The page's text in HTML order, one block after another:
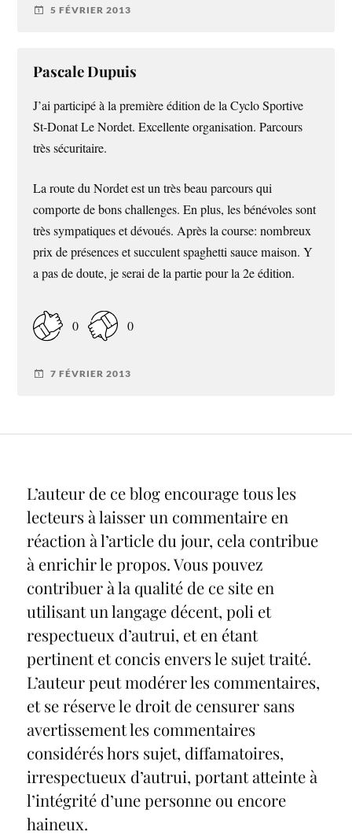
5 FÉVRIER 2013
Pascale Dupuis
J’ai participé à la première édition de la Cyclo Sportive
St-Donat Le Nordet. Excellente organisation. Parcours
très sécuritaire.
La route du Nordet est un très beau parcours qui
comporte de bons challenges. En plus, les bénévoles sont
très sympatiques et dévoués. Après la course: nombreux
prix de présences et succulent spaghetti sauce maison. Y
a pas de doute, je serai de la partie pour la 2e édition.
0 0
7 FÉVRIER 2013
L’auteur de ce blog encourage tous les
lecteurs à laisser un commentaire en
réaction à l’article du jour, cela contribue
à enrichir le propos. Vous pouvez
contribuer à la qualité de ce site en
utilisant un langage décent, poli et
respectueux d’autrui, et en étant
pertinent et concis envers le sujet traité.
L’auteur peut modérer les commentaires,
et se réserve le droit de censurer sans
avertissement les commentaires
considérés hors sujet, diffamatoires,
irrespectueux d’autrui, portant atteinte à
l’intégrité d’une personne ou encore
haineux.